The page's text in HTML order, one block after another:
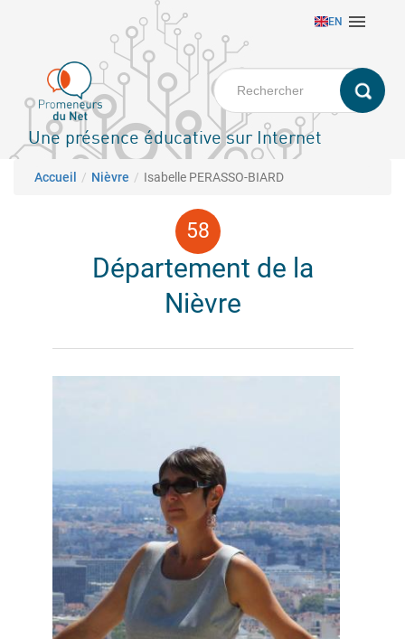
principal
EN 
Une présence éducative sur Internet
Fil d'Ariane
Accueil Nièvre Isabelle PERASSO-BIARD
Département de la
Nièvre